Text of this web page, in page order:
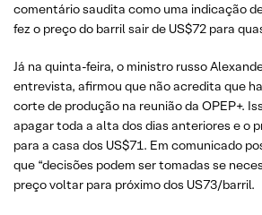
comentário saudita como uma indicação
fez o preço do barril sair de US$72 para
Já na quinta-feira, o ministro russo
entrevista, afirmou que não acredita que
corte de produção na reunião da OPEP+.
apagar toda a alta dos dias anteriores e o
para a casa dos US$71. Em comunicado
que “decisões podem ser tomadas se
preço voltar para próximo dos US73/barril.